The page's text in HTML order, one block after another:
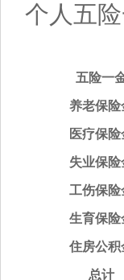
个人五
五险一
养老保险
医疗保险
失业保险
工伤保险
生育保险
住房公积
总计